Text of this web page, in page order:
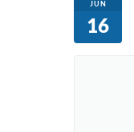
JUN
16